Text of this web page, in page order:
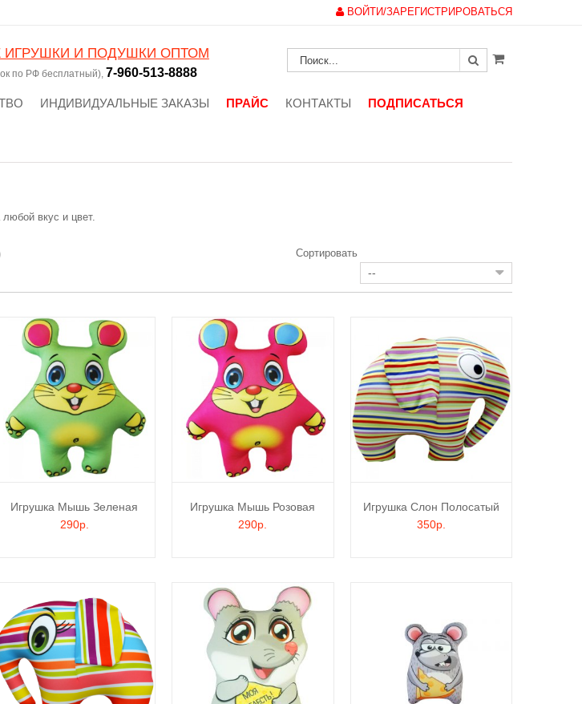
ВОЙТИ/ЗАРЕГИСТРИРОВАТЬСЯ
ИГРУШКИ И ПОДУШКИ ОПТОМ
по РФ бесплатный), 7-960-513-8888
ИНДИВИДУАЛЬНЫЕ ЗАКАЗЫ ПРАЙС КОНТАКТЫ ПОДПИСАТЬСЯ
вкус и цвет.
Сортировать
--
Игрушка Мышь Зеленая
290р.
Игрушка Мышь Розовая
290р.
Игрушка Слон Полосатый
350р.